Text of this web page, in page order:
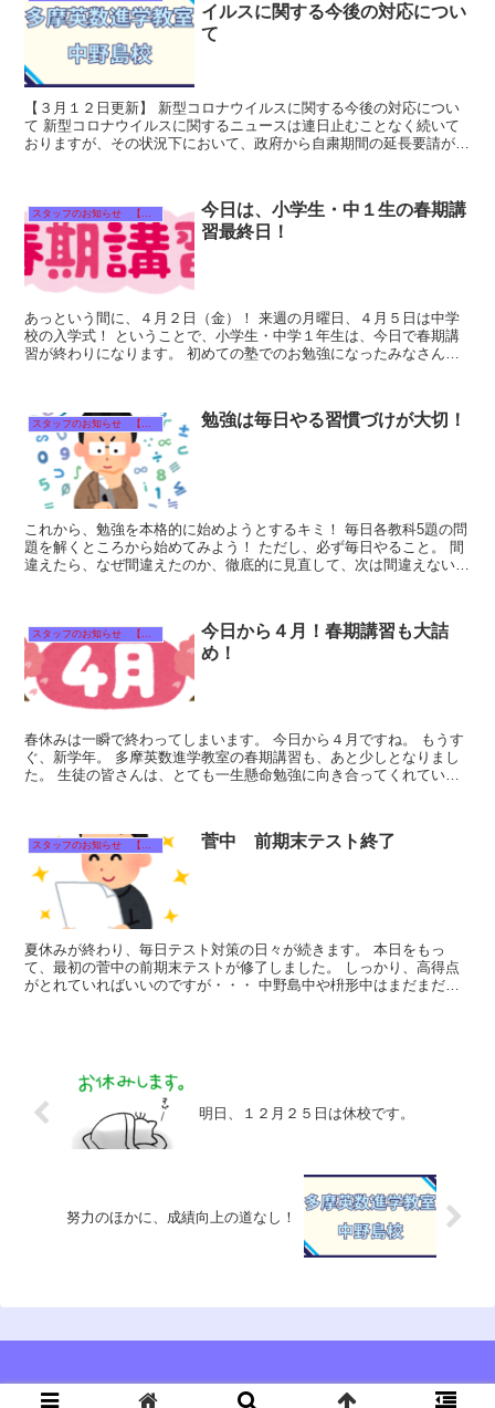
イルスに関する今後の対応につい
て
【３月１２日更新】 新型コロナウイルスに関する今後の対応につい
て 新型コロナウイルスに関するニュースは連日止むことなく続いて
おりますが、その状況下において、政府から自粛期間の延長要請がご
今日は、小学生・中１生の春期講
習最終日！
あっという間に、４月２日（金）！ 来週の月曜日、４月５日は中学
校の入学式！ ということで、小学生・中学１年生は、今日で春期講
習が終わりになります。 初めての塾でのお勉強になったみなさん
スタッフのお知らせ 【それぞれのタイトルをクリック！】 勉強は毎日やる習慣づけが大切！
これから、勉強を本格的に始めようとするキミ！ 毎日各教科5題の問
題を解くところから始めてみよう！ ただし、必ず毎日やること。 間
違えたら、なぜ間違えたのか、徹底的に見直して、次は間違えないよ
スタッフのお知らせ 【それぞれのタイトルをクリック！】
今日から４月！春期講習も大詰
め！
春休みは一瞬で終わってしまいます。 今日から４月ですね。 もうす
ぐ、新学年。 多摩英数進学教室の春期講習も、あと少しとなりまし
た。 生徒の皆さんは、とても一生懸命勉強に向き合ってくれていま
菅中 前期末テスト終了
夏休みが終わり、毎日テスト対策の日々が続きます。 本日をもっ
て、最初の菅中の前期末テストが修了しました。 しっかり、高得点
がとれていればいいのですが・・・ 中野島中や枡形中はまだまだこ
明日、１２月２５日は休校です。
努力のほかに、成績向上の道なし！